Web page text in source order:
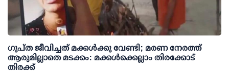
ഗുപ്ത ജീവിച്ചത് മക്കള്‍ക്കു വേണ്ടി; മരണ നേരത്ത്
ആരുമില്ലാതെ മടക്കം: മക്കള്‍ക്കെല്ലാം തിരക്കോട്
തിരക്ക്